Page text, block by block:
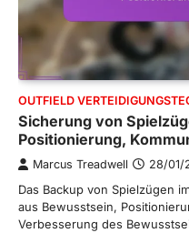
OUTFIELD
Sicherung von
Positionierung,
Marcus Treadwell 28/01/
Das Backup von Spielzügen
aus Bewusstsein,
Verbesserung des